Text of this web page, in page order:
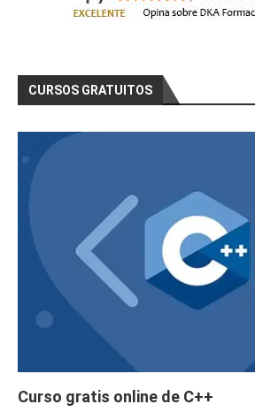
CURSOS GRATUITOS
Curso gratis online de C++